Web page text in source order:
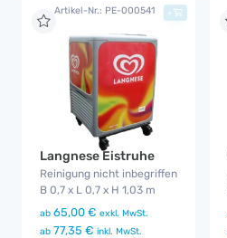
Artikel-Nr.: PE-000541
Langnese Eistruhe
Reinigung nicht inbegriffen
B 0,7 x L 0,7 x H 1,03 m
ab 65,00 € exkl. MwSt.
ab 77,35 € inkl. MwSt.
+